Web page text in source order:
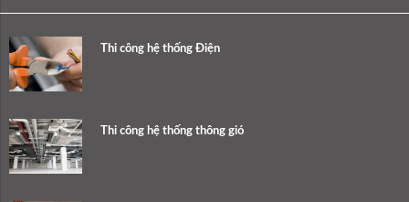
Thi công hệ thống Điện
Thi công hệ thống thông gió